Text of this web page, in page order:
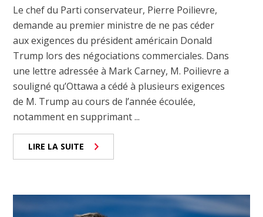
Le chef du Parti conservateur, Pierre Poilievre,
demande au premier ministre de ne pas céder
aux exigences du président américain Donald
Trump lors des négociations commerciales. Dans
une lettre adressée à Mark Carney, M. Poilievre a
souligné qu’Ottawa a cédé à plusieurs exigences
de M. Trump au cours de l’année écoulée,
notamment en supprimant ...
LIRE LA SUITE